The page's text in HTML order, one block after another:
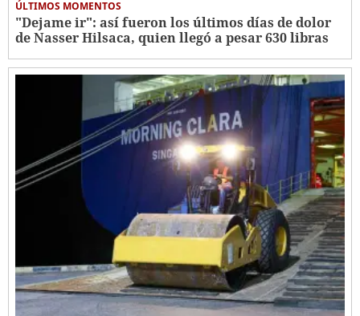
ÚLTIMOS MOMENTOS
"Dejame ir": así fueron los últimos días de dolor
de Nasser Hilsaca, quien llegó a pesar 630 libras